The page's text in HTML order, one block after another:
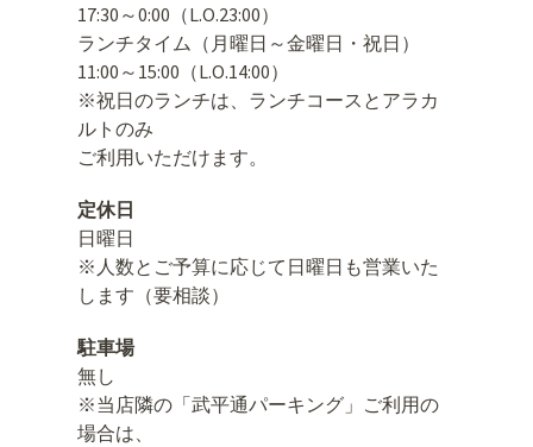
17:30～0:00（L.O.23:00）
ランチタイム（月曜日～金曜日・祝日）
11:00～15:00（L.O.14:00）
※祝日のランチは、ランチコースとアラカ
ルトのみ
ご利用いただけます。
定休日
日曜日
※人数とご予算に応じて日曜日も営業いた
します（要相談）
駐車場
無し
※当店隣の「武平通パーキング」ご利用の
場合は、